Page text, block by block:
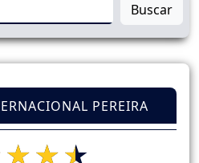
Buscar
PEREIRA